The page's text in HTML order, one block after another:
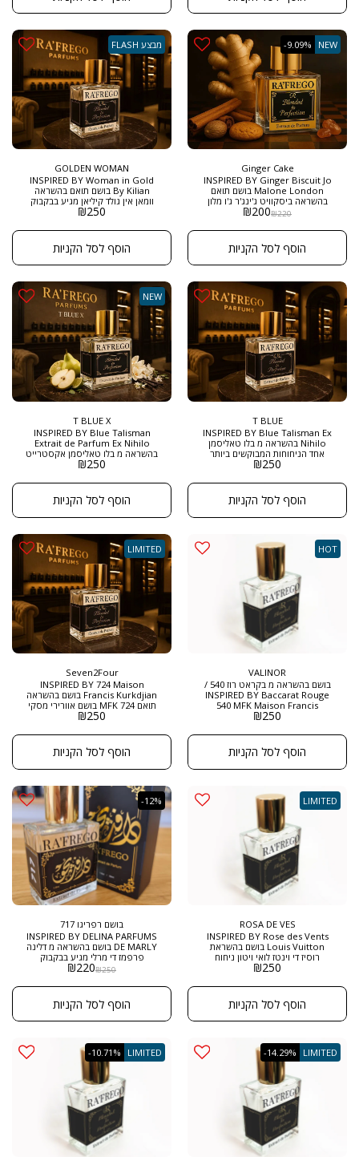
מעודן, ומעניק חווית ריח רגועה
ניחוחות מתובלים ופרחוניים בעלי
נוכחות רכה וחמימה, ומחפש ניחוח
שניתן ללבוש לאורך כל היום. הבושם
מתאים במיוחד לאירועים לא
פורמליים או לימים שבהם רוצים
לשדר רוך ותחושת נוחות. מגיע
בבקבוק היוקרתי של הבית רפריגו ,
בגודל חדש של 50 מ"ל ובריכוז
EXTRACT DE PARFUM
בניחוח הדרי רענן
NEW
-9.09%
Ginger Cake
INSPIRED BY Ginger Biscuit Jo
Malone London בושם תואם
בהשראה ביסקוויט ג'ינג'ר ג'ו מלון
הוא לא רק בושם – זו תחושת חמימות
למי שרוצה להריח מתוק, מתוחכם
ומזמין כאחד. כל התזה מרגישה כמו
בריכוז : EXTRACT DE PARFUM
₪220
₪200
הוסף לסל הקניות
מבצע FLASH
GOLDEN WOMAN
INSPIRED BY Woman in Gold
By Kilian בושם תואם בהשראה
וומאן אין גולד קיליאן מגיע בבקבוק
היוקרתי של הבית רפריגו , בגודל
DE PARFUM ניחוח וונילי וורדי
בשילוב פרי הדר , ותווי עיציים שונים .
הבושם נחשב כבושם מתקתק מאוד
מיוחד .
₪250
הוסף לסל הקניות
T BLUE
INSPIRED BY Blue Talisman Ex
Nihilo בהשראה מ בלו טאליסמן
אחד הניחוחות המבוקשים ביותר
לגברים ולנשים , שילוב פירותי יסמיני
גודל: 50 מ"ל בריכוז : EXTRACT DE
PARFUM
₪250
הוסף לסל הקניות
NEW
T BLUE X
INSPIRED BY Blue Talisman
Extrait de Parfum Ex Nihilo
בהשראה מ בלו טאליסמן אקסטרייט
למי שאוהב ניקיון יוקרתי, רכות
אך נוכח. מושלם ליום-יום, למשרד,
למפגשים ולאירועים שבהם רוצים
להרשים — בלי לצעוק. מתאים לנשים
ולגברים שמעדיפים ניחוח נקי,
מתאמץ. גודל: 50 מ"ל בריכוז :
EXTRACT DE PARFUM
₪250
הוסף לסל הקניות
HOT
VALINOR
בושם בהשראה מ בקראט רוז 540 /
INSPIRED BY Baccarat Rouge
540 MFK Maison Francis
Kurkdjian הבושם מיוצר מנוסחה
הקודמת שלנו לבקרט רוג , עד כמה
שהייתה מוצלחת , כאן מדובר בניחוח
מנצח בהחלט אחד הבשמים
המיוחדים לגברים ונשים ,ניחוח
היוקרתי של הבית רפריגו , בגודל
DE PARFUM
₪250
הוסף לסל הקניות
LIMITED
Seven2Four
INSPIRED BY 724 Maison
Francis Kurkdjian בושם בהשראה
תואם 724 MFK בושם אוורירי מסקי
PARFUM
₪250
הוסף לסל הקניות
LIMITED
ROSA DE VES
INSPIRED BY Rose des Vents
Louis Vuitton בושם בהשראת
רוסיז די וינטז לואי ויטון ניחוח
במהדורה מאוד מוגבלת ומיוחדת
היוקרתי של רפריגו בגודל 50 מל
לאוהבות וורדים ואת והאופי הנדיר של
הניחוחות הוורדיים , זה בושם שמשלב
בתוכו 3 סוגי וורד שונים , וורד בולגרי
נגיעות פירותיים ופודרתיים , מה
שעושה ממנו בושם מושלם לכל אישה
₪250
הוסף לסל הקניות
-12%
בושם רפריגו 717
INSPIRED BY DELINA PARFUMS
DE MARLY בושם בהשראה מ דלינה
פרפמז די מרלי מגיע בבקבוק
היוקרתי של הבית רפריגו , בגודל
DE PARFUM אחד הבשמים
המיוחדים ביותר לנשים. בושם
המיוחדים ביותר שילוב של ליצ'י וורדים
פשוט מדהים
₪250
₪220
הוסף לסל הקניות
LIMITED
-14.29%
LIMITED
-10.71%